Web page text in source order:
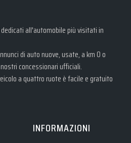
all'automobile più visitati in
di auto nuove, usate, a km 0 o
concessionari ufficiali.
a quattro ruote è facile e gratuito
INFORMAZIONI